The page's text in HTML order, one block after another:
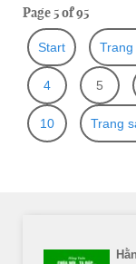
Page 5 of 95
Start
4 5
10 Trang